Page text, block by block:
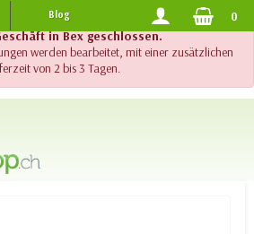
August 2026 sind der Telefonsupport
in Bex geschlossen.
werden bearbeitet, mit einer zusätzlichen
von 2 bis 3 Tagen.
KOSTENLOSER VERSAND AB 120.-
Blog 0